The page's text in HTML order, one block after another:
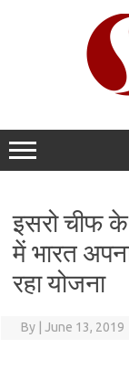
इसरो चीफ
में भारत
रहा योजना
By June 13, 2019